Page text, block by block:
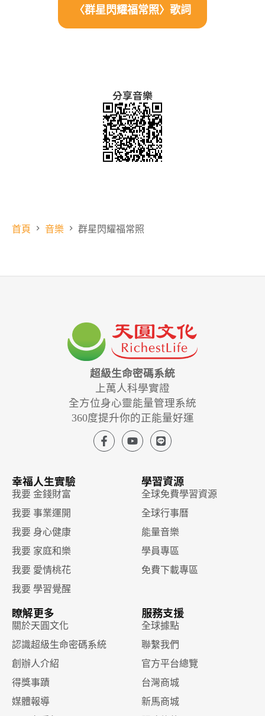
〈群星閃耀福常照〉歌詞
分享音樂
首頁 音樂 群星閃耀福常照
超級生命密碼系統
上萬人科學實證
全方位身心靈能量管理系統
360度提升你的正能量好運
幸福人生實驗
我要 金錢財富
我要 事業運開
我要 身心健康
我要 家庭和樂
我要 愛情桃花
我要 學習覺醒
學習資源
全球免費學習資源
全球行事曆
能量音樂
學員專區
免費下載專區
瞭解更多
關於天圓文化
認識超級生命密碼系統
創辦人介紹
得獎事蹟
媒體報導
服務支援
全球據點
聯繫我們
官方平台總覽
台灣商城
新馬商城